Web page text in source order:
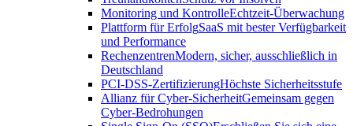
Monitoring und KontrolleEchtzeit-Überwachung
Plattform für ErfolgSaaS mit bester Verfügbarkeit
und Performance
RechenzentrenModern, sicher, ausschließlich in
Deutschland
PCI-DSS-ZertifizierungHöchste Sicherheitsstufe
Allianz für Cyber-SicherheitGemeinsam gegen
Cyber-Bedrohungen